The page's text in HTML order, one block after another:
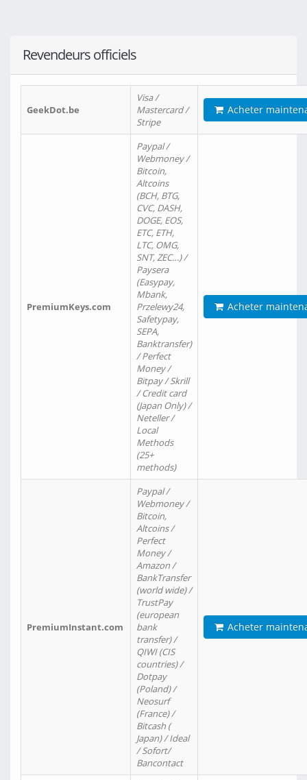
Revendeurs officiels
GeekDot.be
Visa /
Mastercard /
Stripe
Acheter
PremiumKeys.com
Paypal /
Webmoney /
Bitcoin,
Altcoins
(BCH, BTG,
CVC, DASH,
DOGE, EOS,
ETC, ETH,
LTC, OMG,
SNT, ZEC…) /
Paysera
(Easypay,
Mbank,
Przelewy24,
Safetypay,
SEPA,
Banktransfer)
/ Perfect
Money /
Bitpay / Skrill
/ Credit card
(Japan Only) /
Neteller /
Local
Methods
(25+
methods)
Acheter
PremiumInstant.com
Paypal /
Webmoney /
Bitcoin,
Altcoins /
Perfect
Money /
Amazon /
BankTransfer
(world wide) /
TrustPay
(european
bank
transfer) /
QIWI (CIS
countries) /
Dotpay
(Poland) /
Neosurf
(France) /
Bitcash (
Japan) / Ideal
/ Sofort/
Bancontact
Acheter